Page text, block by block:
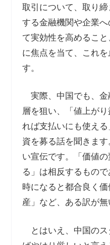
取引について、取り
する金融機関や企業
て実効性を高めるこ
に焦点を当て、これ
す。
実際、中国でも、
層を狙い、「値上が
れば支払いにも使え
資を募る話を聞きま
い宣伝です。「価値
る」は相反するもの
時になると都合良く
産」など、ある訳が無
とはいえ、中国の